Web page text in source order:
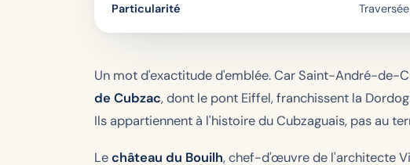
Particularité
Un mot d'exactitude d'emblée. Car Saint-André-de-
de Cubzac, dont le pont Eiffel, franchissent la
Ils appartiennent à l'histoire du Cubzaguais, pas au
Lechâteau du Bouilh, chef-d'œuvre de l'architecte